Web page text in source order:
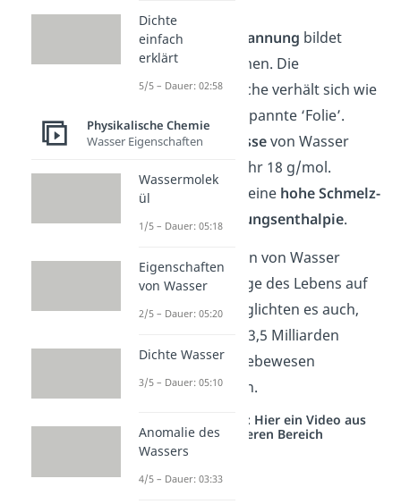
Dank seiner
Oberflächenspannung bildet
Wasser Tröpfchen. Die
Wasseroberfläche verhält sich wie
eine dünne gespannte ‘Folie’.
Die molare
Massevon Wasser
beträgt ungefähr 18 g/mol.
Wasser besitzt eine hohe Schmelz-
und
Verdampfungsenthalpie.
Diese Eigenschaften von Wasser
bilden die Grundlage des Lebens auf
der Erde. Sie ermöglichten es auch,
dass sich vor etwa 3,5 Milliarden
Jahren die ersten Lebewesen
entwickeln konnten.
Studyflix vernetzt: Hier ein Video aus
einem anderen Bereich
Dichte
einfach
erklärt
5/5 – Dauer: 02:58
Physikalische Chemie
Wasser Eigenschaften
Wassermolek
ül
1/5 – Dauer: 05:18
Eigenschaften
von Wasser
2/5 – Dauer: 05:20
Dichte Wasser
3/5 – Dauer: 05:10
Anomalie des
Wassers
4/5 – Dauer: 03:33